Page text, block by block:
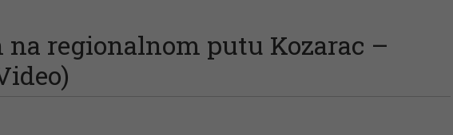
na regionalnom putu Kozarac –